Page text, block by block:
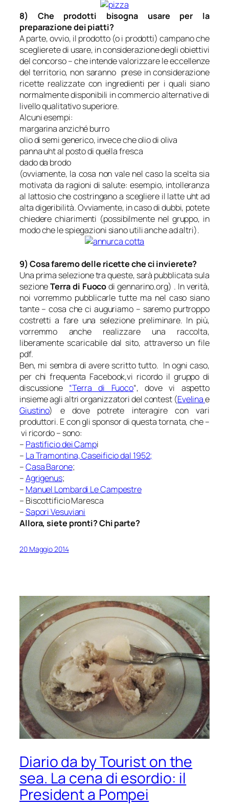
8) Che prodotti bisogna usare per la
preparazione dei piatti?
A parte, ovvio, il prodotto (o i prodotti) campano che
sceglierete di usare, in considerazione degli obiettivi
del concorso – che intende valorizzare le eccellenze
del territorio, non saranno prese in considerazione
ricette realizzate con ingredienti per i quali siano
normalmente disponibili in commercio alternative di
livello qualitativo superiore.
Alcuni esempi:
margarina anziché burro
olio di semi generico, invece che olio di oliva
panna uht al posto di quella fresca
dado da brodo
(ovviamente, la cosa non vale nel caso la scelta sia
motivata da ragioni di salute: esempio, intolleranza
al lattosio che costringano a scegliere il latte uht ad
alta digeribilità. Ovviamente, in caso di dubbi, potete
chiedere chiarimenti (possibilmente nel gruppo, in
modo che le spiegazioni siano utili anche ad altri).
9) Cosa faremo delle ricette che ci invierete?
Una prima selezione tra queste, sarà pubblicata sula
sezioneTerra di Fuocodi gennarino.org) . In verità,
noi vorremmo pubblicarle tutte ma nel caso siano
tante – cosa che ci auguriamo – saremo purtroppo
costretti a fare una selezione preliminare. In più,
vorremmo anche realizzare una raccolta,
liberamente scaricabile dal sito, attraverso un file
pdf.
Ben, mi sembra di avere scritto tutto. In ogni caso,
per chi frequenta Facebook,vi ricordo il gruppo di
discussione “Terra di Fuoco“, dove vi aspetto
insieme agli altri organizzatori del contest (Evelinae
Giustino) e dove potrete interagire con vari
produttori. E con gli sponsor di questa tornata, che –
vi ricordo – sono:
– Pastificio dei Campi
– La Tramontina, Caseificio dal 1952;
–Casa Barone;
–Agrigenus;
– Manuel Lombardi Le Campestre
– Biscottificio Maresca
–Sapori Vesuviani
Allora, siete pronti? Chi parte?
20 Maggio 2014
Diario da by Tourist on the
sea. La cena di esordio: il
President a Pompei